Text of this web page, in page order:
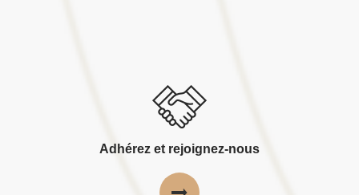
Adhérez et rejoignez-nous